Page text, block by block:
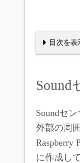
目次を表
Soundセ
Sound
Soundセ
外部の周
Raspberry
に作成し